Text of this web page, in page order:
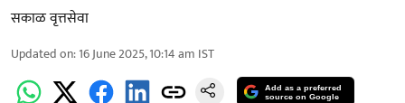
सकाळ वृत्तसेवा
Updated on:16 June 2025, 10:14 am IST
Add as a preferred
source on Google